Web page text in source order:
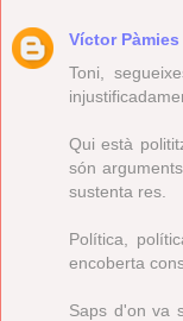
Víctor
Toni,
Qui està
són
sustenta res.
Política,
encoberta
Saps d'on va